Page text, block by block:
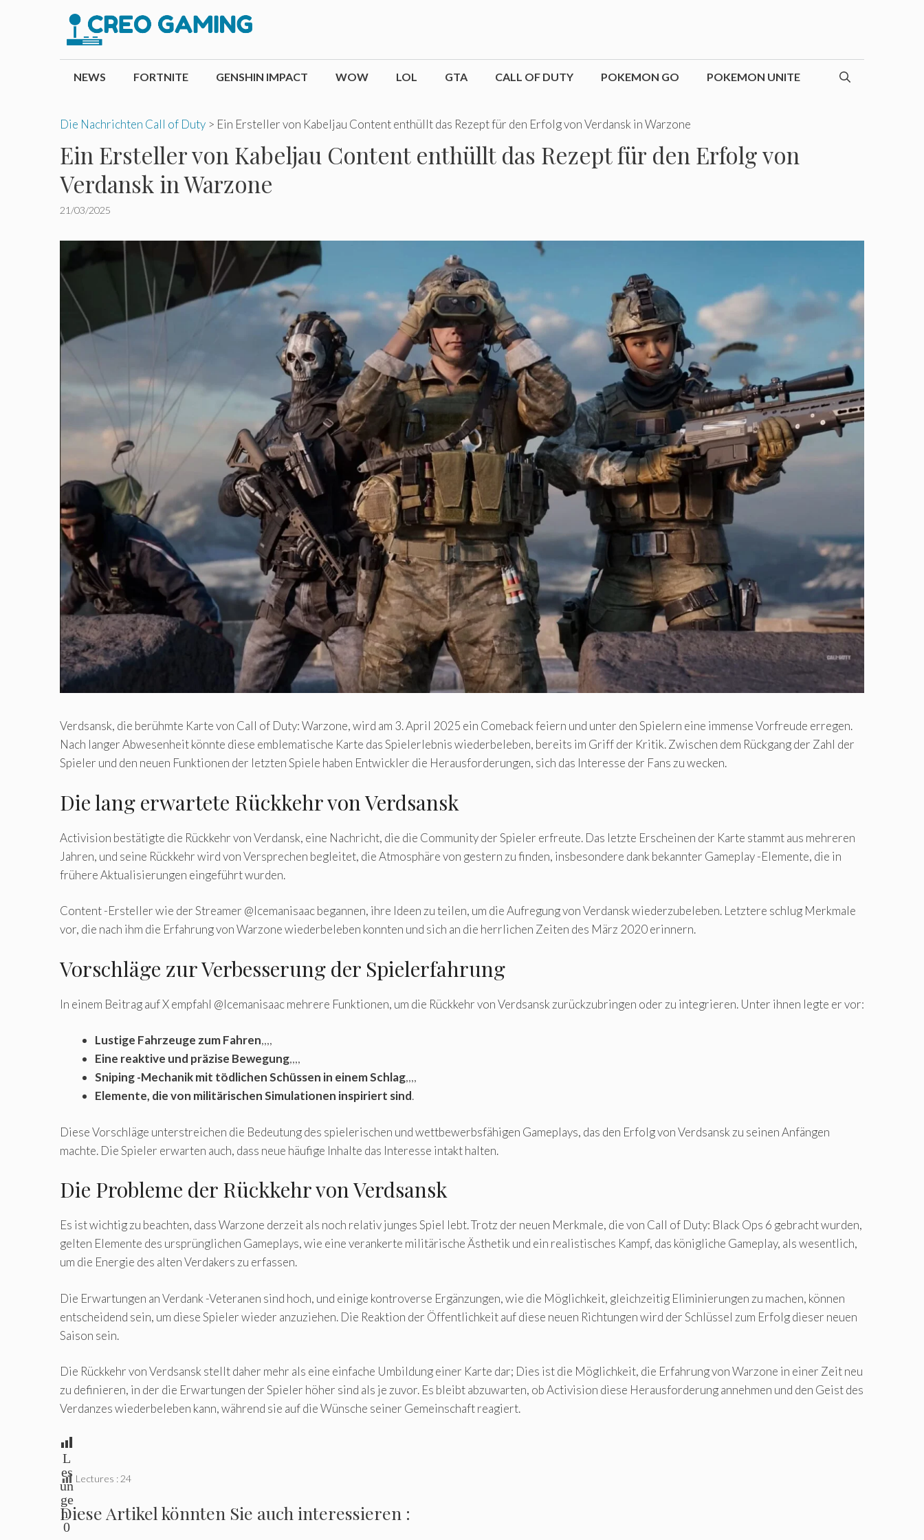
NEWS FORTNITE GENSHIN IMPACT WOW LOL GTA CALL OF DUTY POKEMON GO POKEMON UNITE
Die Nachrichten Call of Duty > Ein Ersteller von Kabeljau Content enthüllt das Rezept für den Erfolg von Verdansk in Warzone
Ein Ersteller von Kabeljau Content enthüllt das Rezept für den Erfolg von
Verdansk in Warzone
21/03/2025
Verdsansk, die berühmte Karte von Call of Duty: Warzone, wird am 3. April 2025 ein Comeback feiern und unter den Spielern eine immense Vorfreude erregen.
Nach langer Abwesenheit könnte diese emblematische Karte das Spielerlebnis wiederbeleben, bereits im Griff der Kritik. Zwischen dem Rückgang der Zahl der
Spieler und den neuen Funktionen der letzten Spiele haben Entwickler die Herausforderungen, sich das Interesse der Fans zu wecken.
Die lang erwartete Rückkehr von Verdsansk
Activision bestätigte die Rückkehr von Verdansk, eine Nachricht, die die Community der Spieler erfreute. Das letzte Erscheinen der Karte stammt aus mehreren
Jahren, und seine Rückkehr wird von Versprechen begleitet, die Atmosphäre von gestern zu finden, insbesondere dank bekannter Gameplay -Elemente, die in
frühere Aktualisierungen eingeführt wurden.
Content -Ersteller wie der Streamer @Icemanisaac begannen, ihre Ideen zu teilen, um die Aufregung von Verdansk wiederzubeleben. Letztere schlug Merkmale
vor, die nach ihm die Erfahrung von Warzone wiederbeleben konnten und sich an die herrlichen Zeiten des März 2020 erinnern.
Vorschläge zur Verbesserung der Spielerfahrung
In einem Beitrag auf X empfahl @Icemanisaac mehrere Funktionen, um die Rückkehr von Verdsansk zurückzubringen oder zu integrieren. Unter ihnen legte er vor:
Lustige Fahrzeuge zum Fahren,,,,
Eine reaktive und präzise Bewegung,,,,
Sniping -Mechanik mit tödlichen Schüssen in einem Schlag,,,,
Elemente, die von militärischen Simulationen inspiriert sind.
Diese Vorschläge unterstreichen die Bedeutung des spielerischen und wettbewerbsfähigen Gameplays, das den Erfolg von Verdsansk zu seinen Anfängen
machte. Die Spieler erwarten auch, dass neue häufige Inhalte das Interesse intakt halten.
Die Probleme der Rückkehr von Verdsansk
Es ist wichtig zu beachten, dass Warzone derzeit als noch relativ junges Spiel lebt. Trotz der neuen Merkmale, die von Call of Duty: Black Ops 6 gebracht wurden,
gelten Elemente des ursprünglichen Gameplays, wie eine verankerte militärische Ästhetik und ein realistisches Kampf, das königliche Gameplay, als wesentlich,
um die Energie des alten Verdakers zu erfassen.
Die Erwartungen an Verdank -Veteranen sind hoch, und einige kontroverse Ergänzungen, wie die Möglichkeit, gleichzeitig Eliminierungen zu machen, können
entscheidend sein, um diese Spieler wieder anzuziehen. Die Reaktion der Öffentlichkeit auf diese neuen Richtungen wird der Schlüssel zum Erfolg dieser neuen
Saison sein.
Die Rückkehr von Verdsansk stellt daher mehr als eine einfache Umbildung einer Karte dar; Dies ist die Möglichkeit, die Erfahrung von Warzone in einer Zeit neu
zu definieren, in der die Erwartungen der Spieler höher sind als je zuvor. Es bleibt abzuwarten, ob Activision diese Herausforderung annehmen und den Geist des
Verdanzes wiederbeleben kann, während sie auf die Wünsche seiner Gemeinschaft reagiert.
L
es
un
ge
n:
0
Lectures : 24
Diese Artikel könnten Sie auch interessieren :